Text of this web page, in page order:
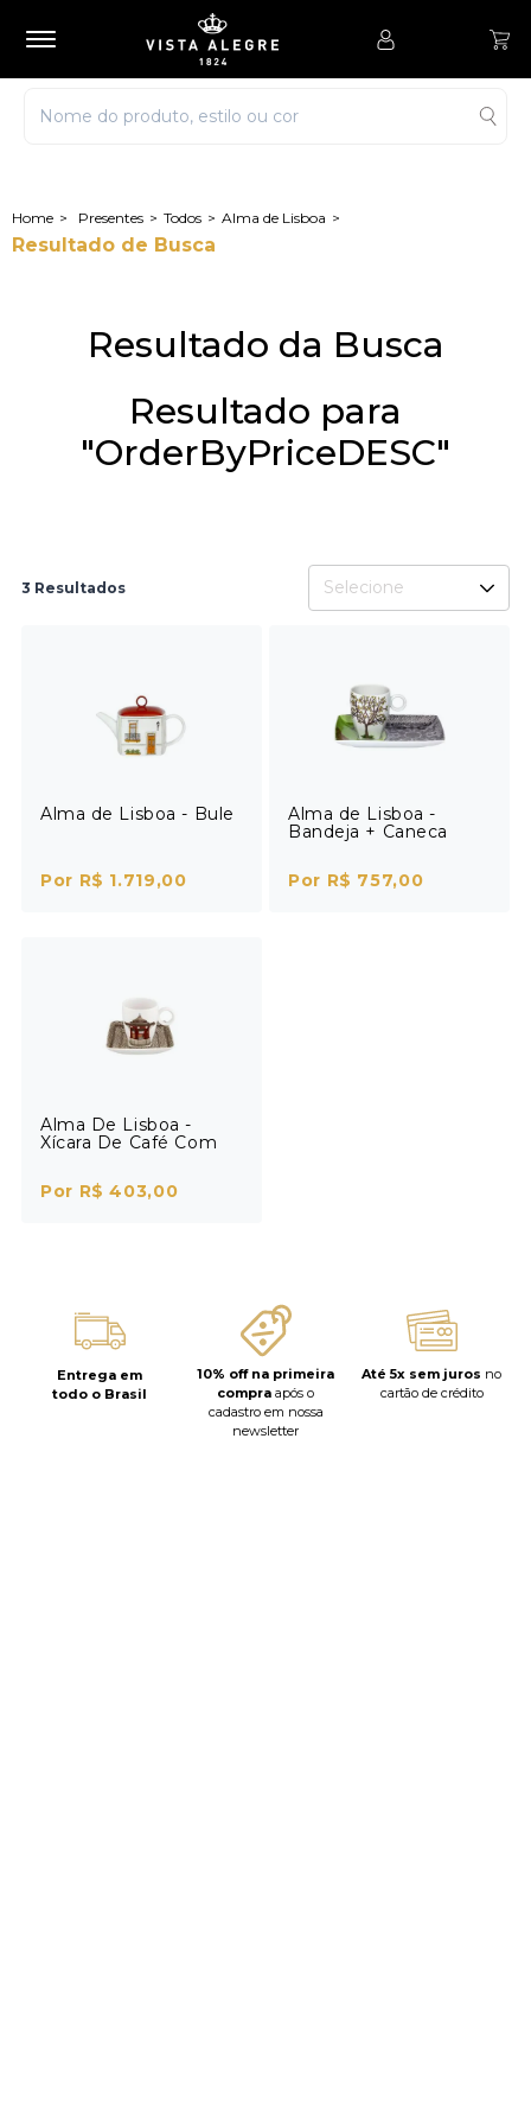
Presentes Todos Alma de Lisboa
Resultado de Busca
Resultado da Busca
Resultado para
"OrderByPriceDESC"
3 Resultados Selecione
Alma de Lisboa - Bule
Por R$ 1.719,00
Alma de Lisboa -
Bandeja + Caneca
Por R$ 757,00
Alma De Lisboa -
Xícara De Café Com
Por R$ 403,00
Entrega em
todo o Brasil
10% off na primeira
compra após o
cadastro em nossa
newsletter
Até 5x sem juros no
cartão de crédito